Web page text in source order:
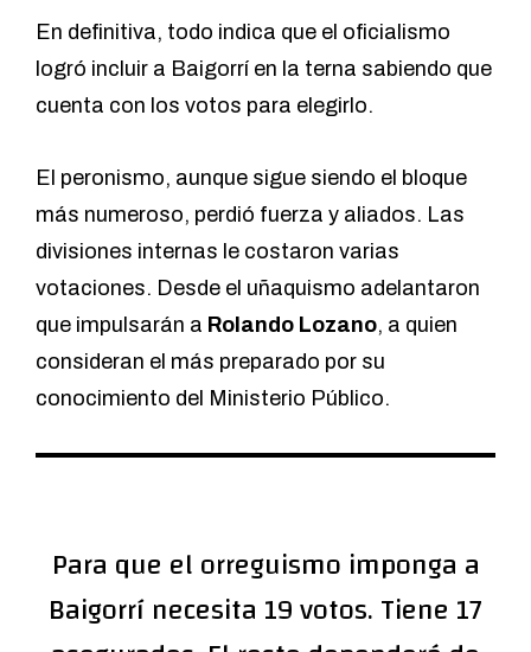
En definitiva, todo indica que el oficialismo
logró incluir a Baigorrí en la terna sabiendo que
cuenta con los votos para elegirlo.
El peronismo, aunque sigue siendo el bloque
más numeroso, perdió fuerza y aliados. Las
divisiones internas le costaron varias
votaciones. Desde el uñaquismo adelantaron
que impulsarán a Rolando Lozano, a quien
consideran el más preparado por su
conocimiento del Ministerio Público.
Para que el orreguismo imponga a
Baigorrí necesita 19 votos. Tiene 17